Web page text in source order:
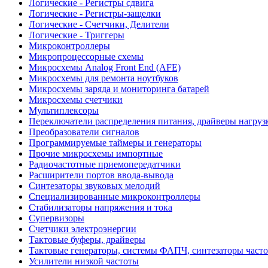
Логические - Регистры сдвига
Логические - Регистры-защелки
Логические - Счетчики, Делители
Логические - Триггеры
Микроконтроллеры
Микропроцессорные схемы
Микросхемы Analog Front End (AFE)
Микросхемы для ремонта ноутбуков
Микросхемы заряда и мониторинга батарей
Микросхемы счетчики
Мультиплексоры
Переключатели распределения питания, драйверы
Преобразователи сигналов
Программируемые таймеры и генераторы
Прочие микросхемы импортные
Радиочастотные приемопередатчики
Расширители портов ввода-вывода
Синтезаторы звуковых мелодий
Специализированные микроконтроллеры
Стабилизаторы напряжения и тока
Супервизоры
Счетчики электроэнергии
Тактовые буферы, драйверы
Тактовые генераторы, системы ФАПЧ, синтезаторы
Усилители низкой частоты